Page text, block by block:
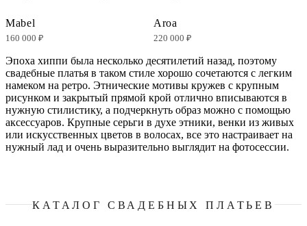
Mabel
160 000 ₽
Aroa
220 000 ₽
Эпоха хиппи была несколько десятилетий назад, поэтому
свадебные платья в таком стиле хорошо сочетаются с легким
намеком на ретро. Этнические мотивы кружев с крупным
рисунком и закрытый прямой крой отлично вписываются в
нужную стилистику, а подчеркнуть образ можно с помощью
аксессуаров. Крупные серьги в духе этники, венки из живых
или искусственных цветов в волосах, все это настраивает на
нужный лад и очень выразительно выглядит на фотосессии.
КАТАЛОГ СВАДЕБНЫХ ПЛАТЬЕВ